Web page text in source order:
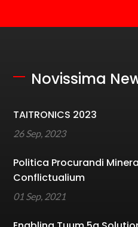
Novissima
TAITRONICS 2023
26 Sep, 2023
Politica Procurandi
Conflictualium
01 Sep, 2021